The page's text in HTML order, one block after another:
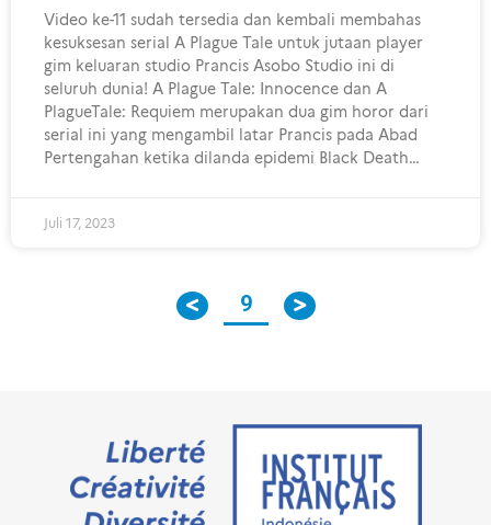
Video ke-11 sudah tersedia dan kembali membahas
kesuksesan serial A Plague Tale untuk jutaan player
gim keluaran studio Prancis Asobo Studio ini di
seluruh dunia! A Plague Tale: Innocence dan A
PlagueTale: Requiem merupakan dua gim horor dari
serial ini yang mengambil latar Prancis pada Abad
Pertengahan ketika dilanda epidemi Black Death…
Juli 17, 2023
9